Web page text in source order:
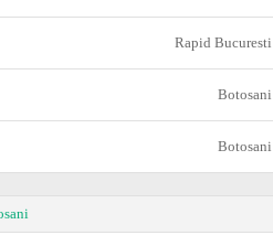
Rapid Bucuresti
Botosani
Botosani